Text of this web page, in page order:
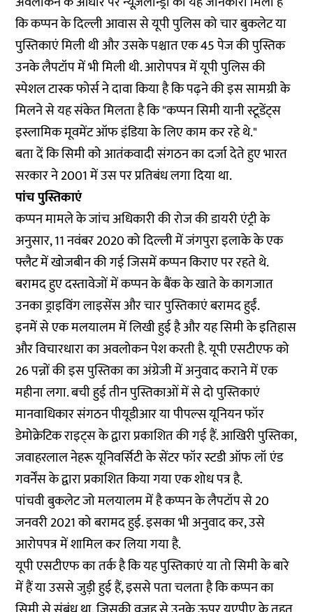
कि कप्पन के दिल्ली आवास से यूपी पुलिस को चार बुकलेट या
पुस्तिकाएं मिली थी और उसके पश्चात एक 45 पेज की पुस्तिक
उनके लैपटॉप में भी मिली थी. आरोपपत्र में यूपी पुलिस की
स्पेशल टास्क फोर्स ने दावा किया है कि पढ़ने की इस सामग्री के
मिलने से यह संकेत मिलता है कि "कप्पन सिमी यानी स्टूडेंट्स
इस्लामिक मूवमेंट ऑफ इंडिया के लिए काम कर रहे थे."
बता दें कि सिमी को आतंकवादी संगठन का दर्जा देते हुए भारत
सरकार ने 2001 में उस परप्रतिबंधलगा दिया था.
पांच पुस्तिकाएं
कप्पन मामले के जांच अधिकारी की रोज की डायरी एंट्री के
अनुसार, 11 नवंबर 2020 को दिल्ली में जंगपुरा इलाके के एक
फ्लैट में खोजबीन की गई जिसमें कप्पन किराए पर रहते थे.
बरामद हुए दस्तावेजों में कप्पन के बैंक के खाते के कागजात
उनका ड्राइविंग लाइसेंस और चार पुस्तिकाएं बरामद हुईं.
इनमें से एक मलयालम में लिखी हुई है और यह सिमी के इतिहास
और विचारधारा का अवलोकन पेश करती है. यूपी एसटीएफ को
26 पन्नों की इस पुस्तिका का अंग्रेजी में अनुवाद कराने में एक
महीना लगा. बची हुई तीन पुस्तिकाओं में से दो पुस्तिकाएं
मानवाधिकार संगठन पीयूडीआर या पीपल्स यूनियन फॉर
डेमोक्रेटिक राइट्स के द्वारा प्रकाशित की गई हैं. आखिरी पुस्तिका,
जवाहरलाल नेहरू यूनिवर्सिटी के सेंटर फॉर स्टडी ऑफ लॉ एंड
गवर्नेंस के द्वारा प्रकाशित किया गया एक शोध पत्र है.
पांचवी बुकलेट जो मलयालम में है कप्पन के लैपटॉप से 20
जनवरी 2021 को बरामद हुई. इसका भी अनुवाद कर, उसे
आरोपपत्र में शामिल कर लिया गया है.
यूपी एसटीएफ का तर्क है कि यह पुस्तिकाएं या तो सिमी के बारे
में हैं या उससे जुड़ी हुई हैं, इससे पता चलता है कि कप्पन का